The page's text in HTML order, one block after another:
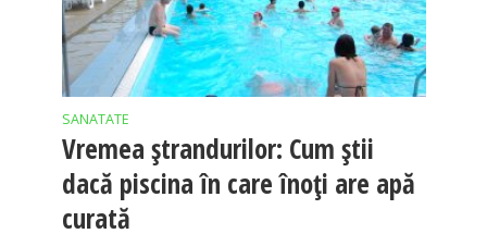
SANATATE
Vremea ștrandurilor: Cum știi
dacă piscina în care înoți are apă
curată